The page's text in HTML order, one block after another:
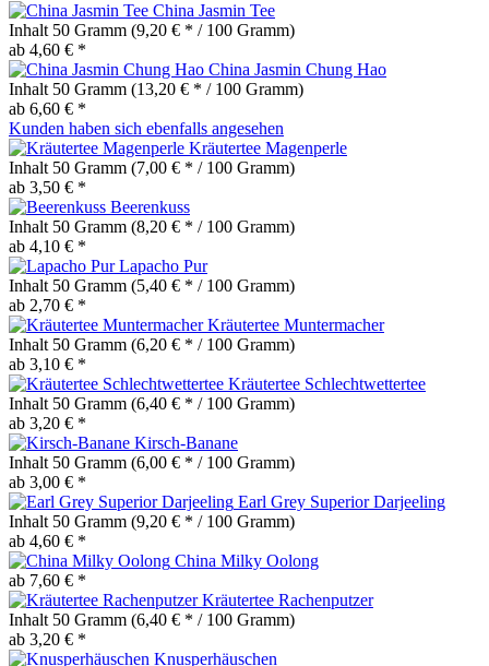
China Jasmin Tee
Inhalt 50 Gramm (9,20 € * / 100 Gramm)
ab 4,60 € *
China Jasmin Chung Hao
Inhalt 50 Gramm (13,20 € * / 100 Gramm)
ab 6,60 € *
Kunden haben sich ebenfalls angesehen
Kräutertee Magenperle
Inhalt 50 Gramm (7,00 € * / 100 Gramm)
ab 3,50 € *
Beerenkuss
Inhalt 50 Gramm (8,20 € * / 100 Gramm)
ab 4,10 € *
Lapacho Pur
Inhalt 50 Gramm (5,40 € * / 100 Gramm)
ab 2,70 € *
Kräutertee Muntermacher
Inhalt 50 Gramm (6,20 € * / 100 Gramm)
ab 3,10 € *
Kräutertee Schlechtwettertee
Inhalt 50 Gramm (6,40 € * / 100 Gramm)
ab 3,20 € *
Kirsch-Banane
Inhalt 50 Gramm (6,00 € * / 100 Gramm)
ab 3,00 € *
Earl Grey Superior Darjeeling
Inhalt 50 Gramm (9,20 € * / 100 Gramm)
ab 4,60 € *
China Milky Oolong
ab 7,60 € *
Kräutertee Rachenputzer
Inhalt 50 Gramm (6,40 € * / 100 Gramm)
ab 3,20 € *
Knusperhäuschen